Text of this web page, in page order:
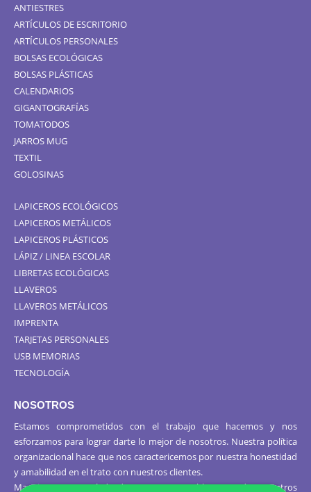
ANTIESTRES
ARTÍCULOS DE ESCRITORIO
ARTÍCULOS PERSONALES
BOLSAS ECOLÓGICAS
BOLSAS PLÁSTICAS
CALENDARIOS
GIGANTOGRAFÍAS
TOMATODOS
JARROS MUG
TEXTIL
GOLOSINAS
LAPICEROS ECOLÓGICOS
LAPICEROS METÁLICOS
LAPICEROS PLÁSTICOS
LÁPIZ / LINEA ESCOLAR
LIBRETAS ECOLÓGICAS
LLAVEROS
LLAVEROS METÁLICOS
IMPRENTA
TARJETAS PERSONALES
USB MEMORIAS
TECNOLOGÍA
NOSOTROS
Estamos comprometidos con el trabajo que hacemos y nos
esforzamos para lograr darte lo mejor de nosotros. Nuestra política
organizacional hace que nos caractericemos por nuestra honestidad
y amabilidad en el trato con nuestros clientes.
Manejamos un período de entrega razonable con todos nuestros